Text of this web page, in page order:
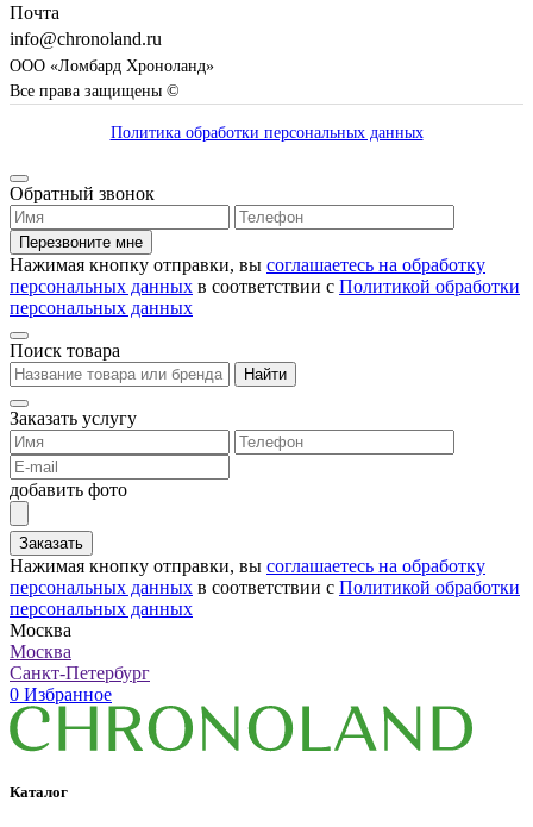
Почта
info@chronoland.ru
ООО «Ломбард Хроноланд»
Все права защищены ©
Политика обработки персональных данных
Обратный звонок
Перезвоните мне
Нажимая кнопку отправки, вы соглашаетесь на обработку
персональных данных в соответствии с Политикой обработки
персональных данных
Поиск товара
Найти
Заказать услугу
добавить фото
Заказать
Нажимая кнопку отправки, вы соглашаетесь на обработку
персональных данных в соответствии с Политикой обработки
персональных данных
Москва
Москва
Санкт-Петербург
0 Избранное
Каталог